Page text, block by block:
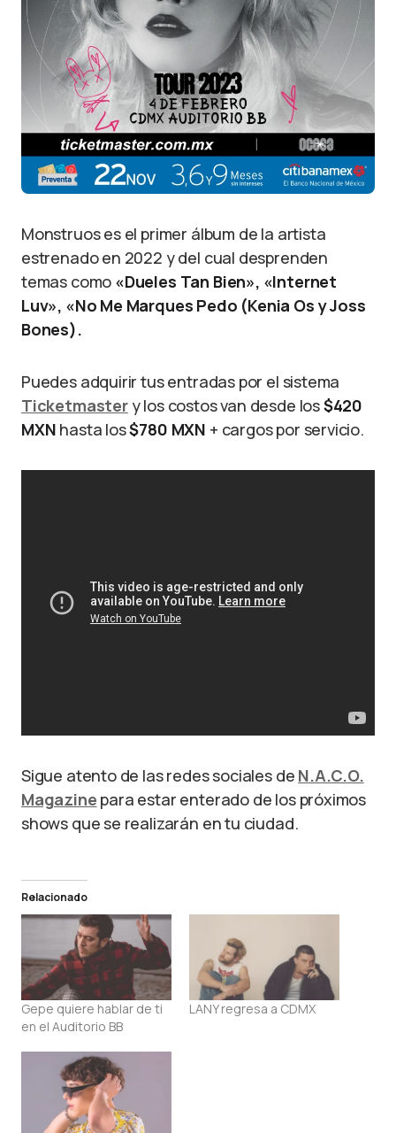
Monstruos es el primer álbum de la artista
estrenado en 2022 y del cual desprenden
temas como «Dueles Tan Bien», «Internet
Luv», «No Me Marques Pedo (Kenia Os y Joss
Bones).
Puedes adquirir tus entradas por el sistema
Ticketmastery los costos van desde los$420
MXN hasta los$780 MXN + cargos por servicio.
Sigue atento de las redes sociales de N.A.C.O.
Magazine para estar enterado de los próximos
shows que se realizarán en tu ciudad.
Relacionado
Gepe quiere hablar de ti
en el Auditorio BB
LANY regresa a CDMX